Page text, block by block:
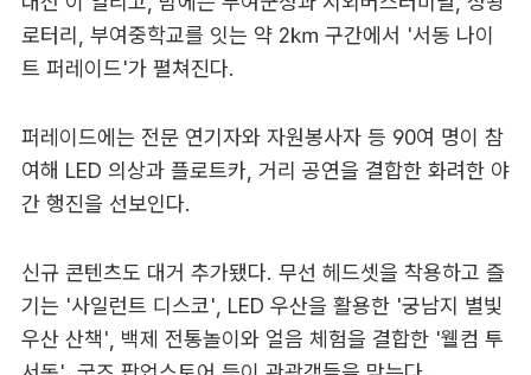
로터리, 부여중학교를 잇는 약 2㎞ 구간에서 '서동 나이
트 퍼레이드'가 펼쳐진다.
퍼레이드에는 전문 연기자와 자원봉사자 등 90여 명이 참
여해 LED 의상과 플로트카, 거리 공연을 결합한 화려한 야
간 행진을 선보인다.
신규 콘텐츠도 대거 추가됐다. 무선 헤드셋을 착용하고 즐
기는 '사일런트 디스코', LED 우산을 활용한 '궁남지 별빛
우산 산책', 백제 전통놀이와 얼음 체험을 결합한 '웰컴 투